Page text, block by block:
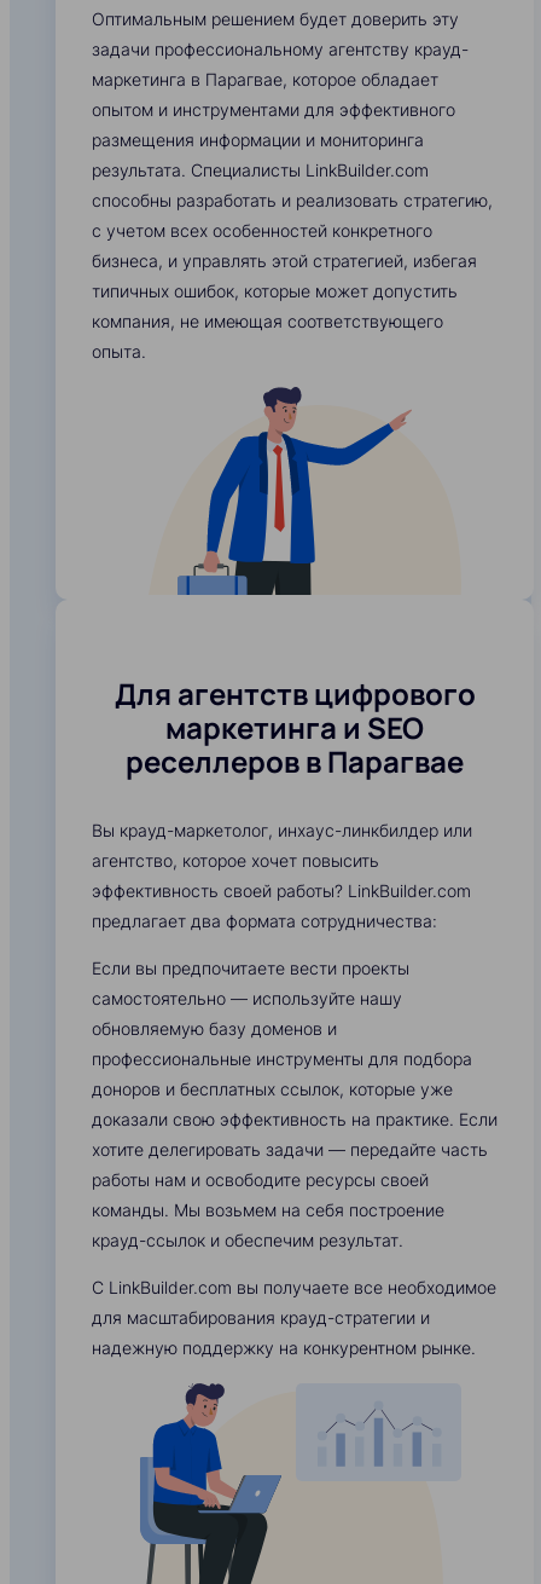
Оптимальным решением будет доверить эту
задачи профессиональному агентству крауд-
маркетинга в Парагвае, которое обладает
опытом и инструментами для эффективного
размещения информации и мониторинга
результата. Специалисты LinkBuilder.com
способны разработать и реализовать стратегию,
с учетом всех особенностей конкретного
бизнеса, и управлять этой стратегией, избегая
типичных ошибок, которые может допустить
компания, не имеющая соответствующего
опыта.
Для агентств цифрового
маркетинга и SEO
реселлеров в Парагвае
Вы крауд-маркетолог, инхаус-линкбилдер или
агентство, которое хочет повысить
эффективность своей работы? LinkBuilder.com
предлагает два формата сотрудничества:
Если вы предпочитаете вести проекты
самостоятельно — используйте нашу
обновляемую базу доменов и
профессиональные инструменты для подбора
доноров и бесплатных ссылок, которые уже
доказали свою эффективность на практике. Если
хотите делегировать задачи — передайте часть
работы нам и освободите ресурсы своей
команды. Мы возьмем на себя построение
крауд-ссылок и обеспечим результат.
С LinkBuilder.com вы получаете все необходимое
для масштабирования крауд-стратегии и
надежную поддержку на конкурентном рынке.